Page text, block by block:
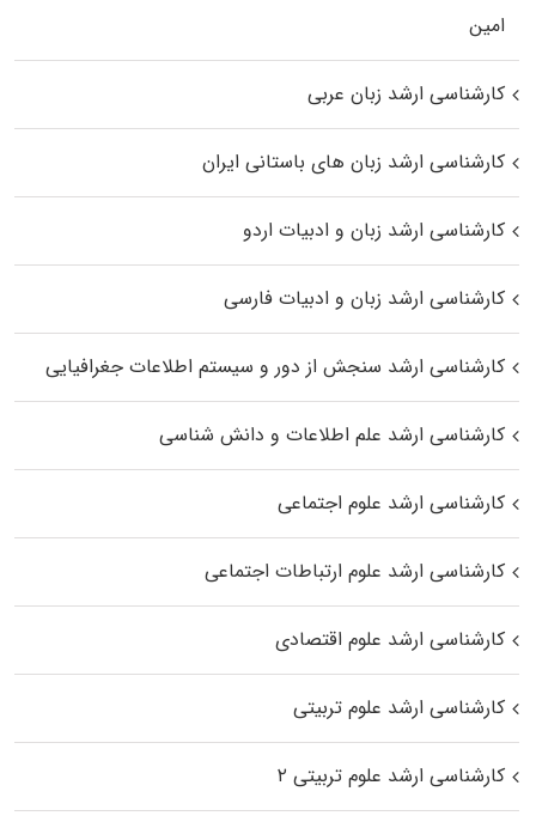
اﻣﻴﻦ
کارشناسی ارشد زبان عربی
کارشناسی ارشد زبان‌ های باستانی ایران
کارشناسی ارشد زبان و ادبیات اردو
کارشناسی ارشد زبان و ادبیات فارسی
کارشناسی ارشد سنجش از دور و سیستم اطلاعات جغرافیایی
کارشناسی ارشد علم اطلاعات و دانش شناسی
کارشناسی ارشد علوم اجتماعی
کارشناسی ارشد علوم ارتباطات اجتماعی
کارشناسی ارشد علوم اقتصادی
کارشناسی ارشد علوم تربیتی
کارشناسی ارشد علوم تربیتی ۲